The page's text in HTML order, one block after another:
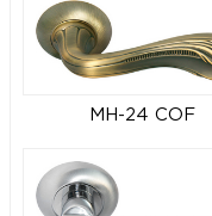
MH-24 COF